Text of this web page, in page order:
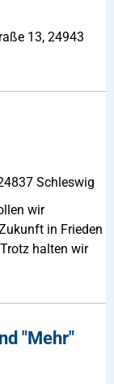
13, 24943
Schleswig
wir
in Frieden
halten wir
"Mehr"